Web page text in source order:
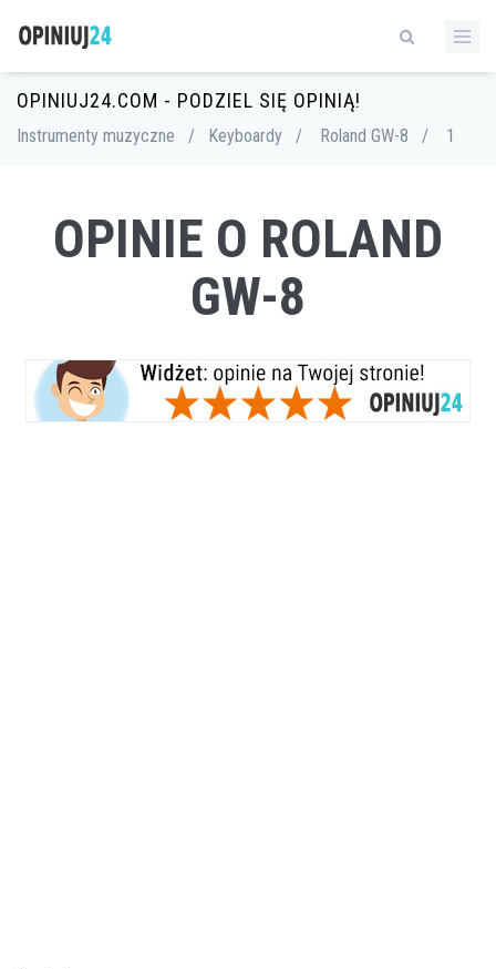
OPINIUJ24.COM - PODZIEL SIĘ OPINIĄ!
Instrumenty muzyczne / Keyboardy / Roland GW-8 / 1
OPINIE O ROLAND
GW-8